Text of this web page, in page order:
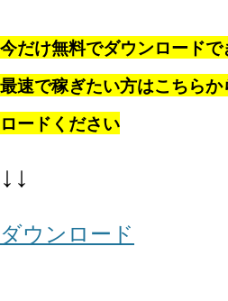
今だけ無料でダウンロードで
最速で稼ぎたい方はこちら
ロードください
↓↓
ダウンロード